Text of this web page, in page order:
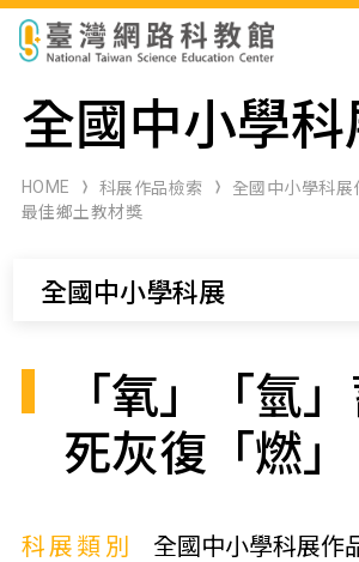
科展作品檢索
科學研習月刊
全國中小學科
HOME 科展作品檢索
全國中小學科展
最佳鄉土教材獎
全國中小學科展
「氧」「氫
死灰復「燃」
科展類別
全國中小學科展作